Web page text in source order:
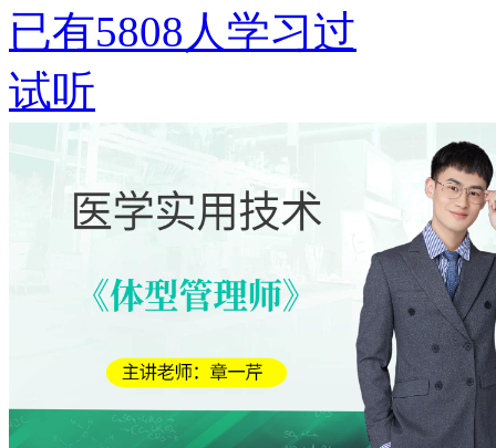
已有5808 人学习过
试听